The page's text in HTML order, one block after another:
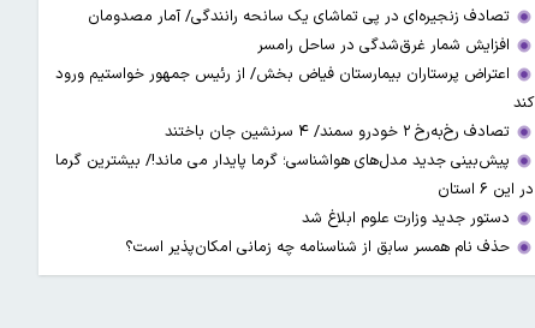
تصادف زنجیره‌ای در پی تماشای یک سانحه رانندگی/ آمار مصدومان
افزایش شمار غرق‌شدگی در ساحل رامسر
اعتراض پرستاران بیمارستان فیاض بخش/ از رئیس جمهور خواستیم ورود
کند
تصادف رخ‌به‌رخ ۲ خودرو سمند/ ۴ سرنشین جان باختند
پیش‌بینی جدید مدل‌های هواشناسی؛ گرما پایدار می ماند!/ بیشترین گرما
در این ۶ استان
دستور جدید وزارت علوم ابلاغ شد
حذف نام همسر سابق از شناسنامه چه زمانی امکان‌پذیر است؟